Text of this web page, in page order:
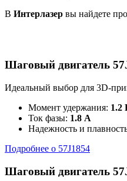
В Интерлазер вы найдете
Шаговый двигатель
Идеальный выбор для 3D-
Момент удержания: 1.2
Ток фазы: 1.8 А
Надежность и
Подробнее о 57J1854
Шаговый двигатель